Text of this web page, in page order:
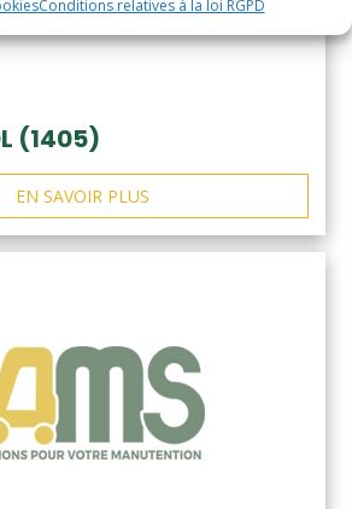
Conditions relatives à la loi RGPD
(1405)
EN SAVOIR PLUS